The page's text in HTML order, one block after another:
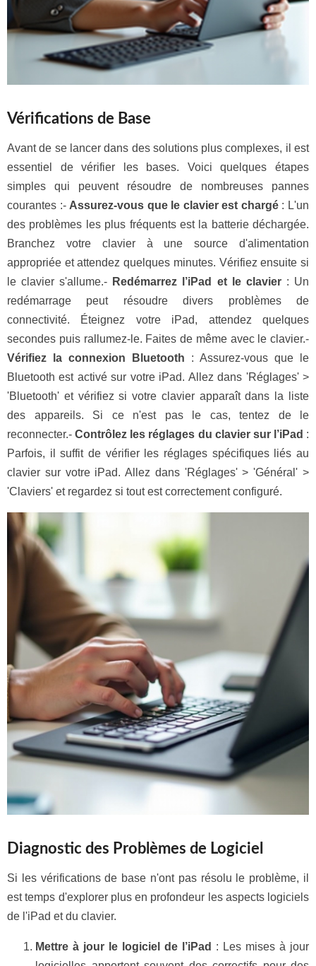
Vérifications de Base
Avant de se lancer dans des solutions plus complexes, il est
essentiel de vérifier les bases. Voici quelques étapes
simples qui peuvent résoudre de nombreuses pannes
courantes :- Assurez-vous que le clavier est chargé: L'un
des problèmes les plus fréquents est la batterie déchargée.
Branchez votre clavier à une source d'alimentation
appropriée et attendez quelques minutes. Vérifiez ensuite si
le clavier s'allume.- Redémarrez l’iPad et le clavier: Un
redémarrage peut résoudre divers problèmes de
connectivité. Éteignez votre iPad, attendez quelques
secondes puis rallumez-le. Faites de même avec le clavier.-
Vérifiez la connexion Bluetooth : Assurez-vous que le
Bluetooth est activé sur votre iPad. Allez dans 'Réglages' >
'Bluetooth' et vérifiez si votre clavier apparaît dans la liste
des appareils. Si ce n'est pas le cas, tentez de le
reconnecter.-Contrôlez les réglages du clavier sur l’iPad :
Parfois, il suffit de vérifier les réglages spécifiques liés au
clavier sur votre iPad. Allez dans 'Réglages' > 'Général' >
'Claviers' et regardez si tout est correctement configuré.
Diagnostic des Problèmes de Logiciel
Si les vérifications de base n'ont pas résolu le problème, il
est temps d'explorer plus en profondeur les aspects logiciels
de l'iPad et du clavier.
Mettre à jour le logiciel de l’iPad : Les mises à jour